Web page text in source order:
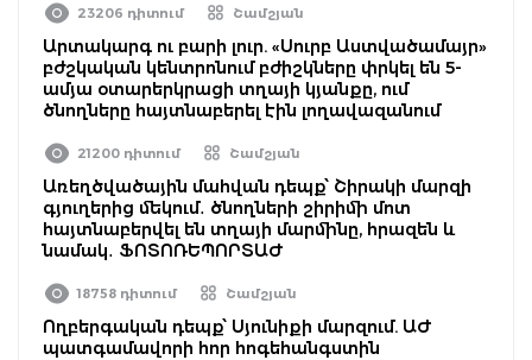
23206 դիտում Շամշյան
Արտակարգ ու բարի լուր. «Սուրբ Աստվածամայր»
բժշկական կենտրոնում բժիշկները փրկել են 5-
ամյա օտարերկրացի տղայի կյանքը, ում
ծնողները հայտնաբերել էին լողավազանում
21200 դիտում Շամշյան
Առեղծվածային մահվան դեպք՝ Շիրակի մարզի
գյուղերից մեկում․ ծնողների շիրիմի մոտ
հայտնաբերվել են տղայի մարմինը, հրազեն և
նամակ․ ՖՈՏՈՌԵՊՈՐՏԱԺ
18758 դիտում Շամշյան
Ողբերգական դեպք՝ Սյունիքի մարզում. ԱԺ
պատգամավորի հոր հոգեհանգստին